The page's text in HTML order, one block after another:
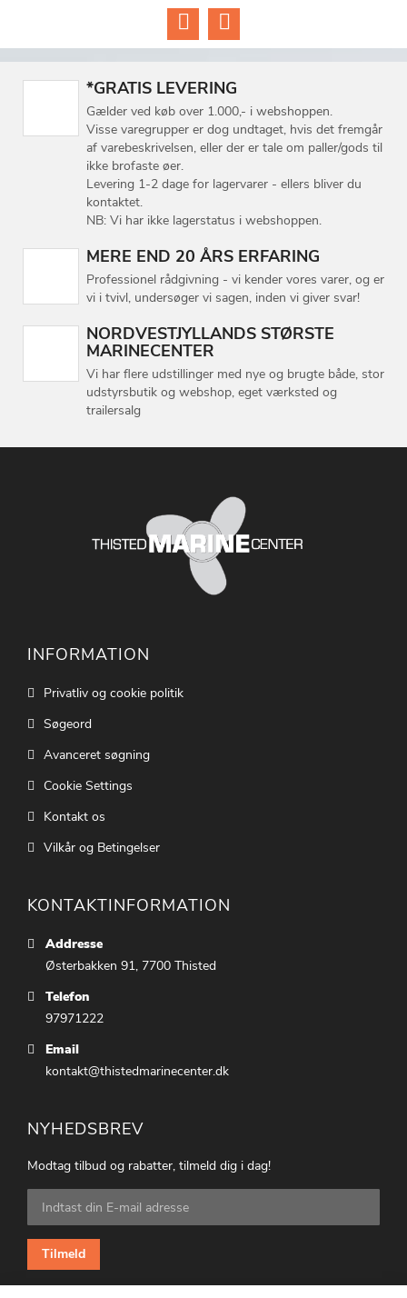
*GRATIS LEVERING
Gælder ved køb over 1.000,- i webshoppen.
Visse varegrupper er dog undtaget, hvis det fremgår
af varebeskrivelsen, eller der er tale om paller/gods til
ikke brofaste øer.
Levering 1-2 dage for lagervarer - ellers bliver du
kontaktet.
NB: Vi har ikke lagerstatus i webshoppen.
MERE END 20 ÅRS ERFARING
Professionel rådgivning - vi kender vores varer, og er
vi i tvivl, undersøger vi sagen, inden vi giver svar!
NORDVESTJYLLANDS STØRSTE
MARINECENTER
Vi har flere udstillinger med nye og brugte både, stor
udstyrsbutik og webshop, eget værksted og
trailersalg
INFORMATION
Privatliv og cookie politik
Søgeord
Avanceret søgning
Cookie Settings
Kontakt os
Vilkår og Betingelser
KONTAKTINFORMATION
Addresse
Østerbakken 91, 7700 Thisted
Telefon
97971222
Email
kontakt@thistedmarinecenter.dk
NYHEDSBREV
Modtag tilbud og rabatter, tilmeld dig i dag!
Tilmeld
dig
vores
nyhedsbrev:
Tilmeld